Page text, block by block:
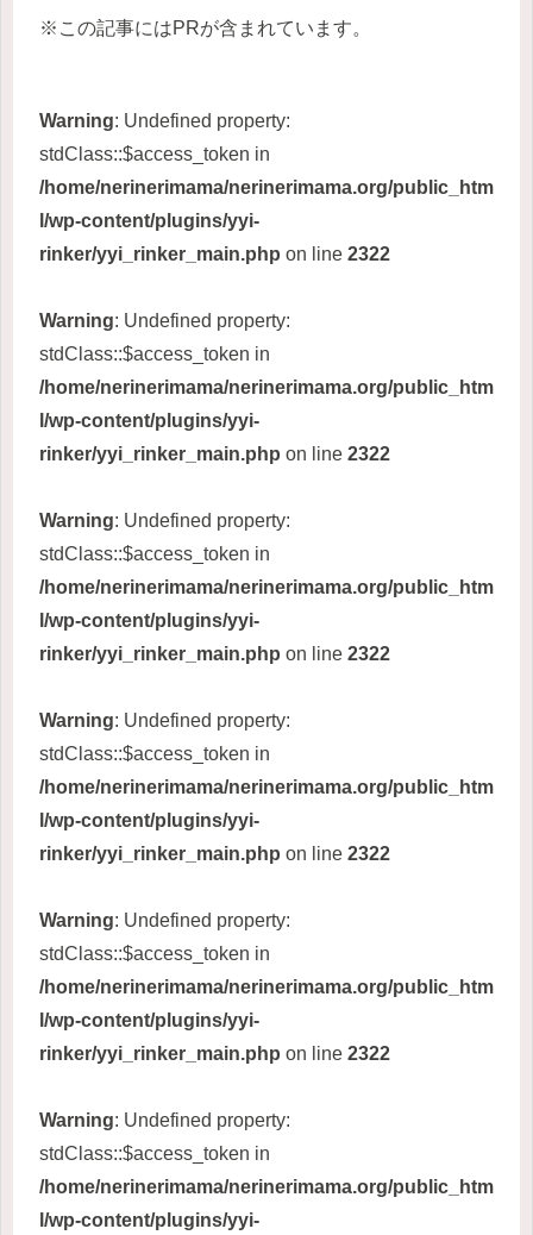
※この記事にはPRが含まれています。
Warning: Undefined property:
stdClass::$access_token in
/home/nerinerimama/nerinerimama.org/public_htm
l/wp-content/plugins/yyi-
rinker/yyi_rinker_main.php on line 2322
Warning: Undefined property:
stdClass::$access_token in
/home/nerinerimama/nerinerimama.org/public_htm
l/wp-content/plugins/yyi-
rinker/yyi_rinker_main.php on line 2322
Warning: Undefined property:
stdClass::$access_token in
/home/nerinerimama/nerinerimama.org/public_htm
l/wp-content/plugins/yyi-
rinker/yyi_rinker_main.php on line 2322
Warning: Undefined property:
stdClass::$access_token in
/home/nerinerimama/nerinerimama.org/public_htm
l/wp-content/plugins/yyi-
rinker/yyi_rinker_main.php on line 2322
Warning: Undefined property:
stdClass::$access_token in
/home/nerinerimama/nerinerimama.org/public_htm
l/wp-content/plugins/yyi-
rinker/yyi_rinker_main.php on line 2322
Warning: Undefined property:
stdClass::$access_token in
/home/nerinerimama/nerinerimama.org/public_htm
l/wp-content/plugins/yyi-